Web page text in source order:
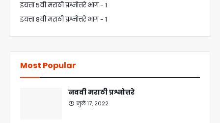
इयत्ता 5वी मराठी प्रश्नोत्तरे भाग - 1
इयत्ता 8वी मराठी प्रश्नोत्तरे भाग - 1
Most Popular
नववी मराठी प्रश्नोत्तरे
जुलै १७, २०२२